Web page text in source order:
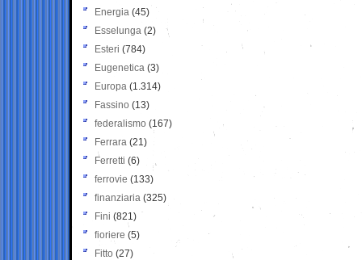
Energia (45)
Esselunga (2)
Esteri (784)
Eugenetica (3)
Europa (1.314)
Fassino (13)
federalismo (167)
Ferrara (21)
Ferretti (6)
ferrovie (133)
finanziaria (325)
Fini (821)
fioriere (5)
Fitto (27)